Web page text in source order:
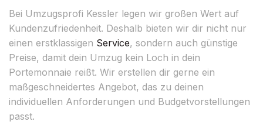
Bei Umzugsprofi Kessler legen wir großen Wert auf
Kundenzufriedenheit. Deshalb bieten wir dir nicht nur
einen erstklassigen Service, sondern auch günstige
Preise, damit dein Umzug kein Loch in dein
Portemonnaie reißt. Wir erstellen dir gerne ein
maßgeschneidertes Angebot, das zu deinen
individuellen Anforderungen und Budgetvorstellungen
passt.